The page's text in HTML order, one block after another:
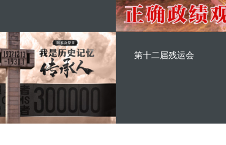
第十二届残运会